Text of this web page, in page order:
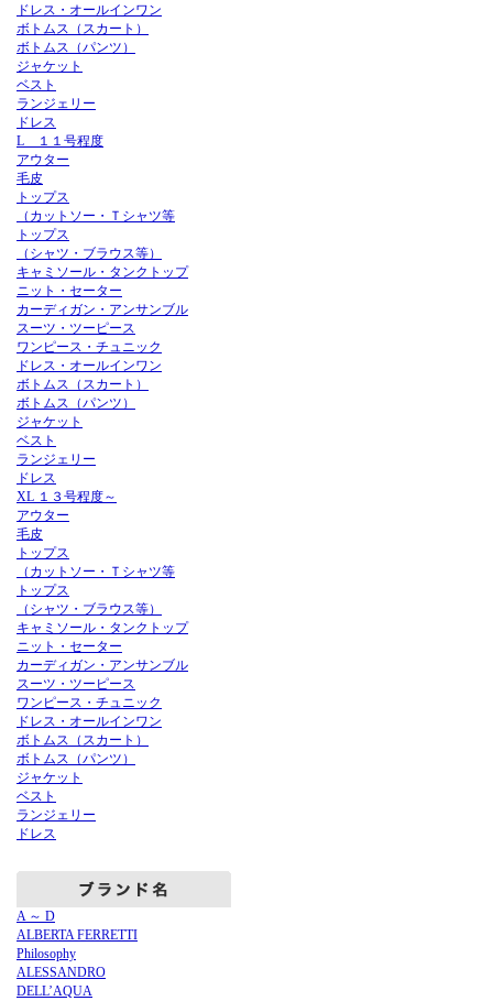
ドレス・オールインワン
ボトムス（スカート）
ボトムス（パンツ）
ジャケット
ベスト
ランジェリー
ドレス
L １１号程度
アウター
毛皮
トップス
（カットソー・Ｔシャツ等
トップス
（シャツ・ブラウス等）
キャミソール・タンクトップ
ニット・セーター
カーディガン・アンサンブル
スーツ・ツーピース
ワンピース・チュニック
ドレス・オールインワン
ボトムス（スカート）
ボトムス（パンツ）
ジャケット
ベスト
ランジェリー
ドレス
XL １３号程度～
アウター
毛皮
トップス
（カットソー・Ｔシャツ等
トップス
（シャツ・ブラウス等）
キャミソール・タンクトップ
ニット・セーター
カーディガン・アンサンブル
スーツ・ツーピース
ワンピース・チュニック
ドレス・オールインワン
ボトムス（スカート）
ボトムス（パンツ）
ジャケット
ベスト
ランジェリー
ドレス
A ～ D
ALBERTA FERRETTI
Philosophy
ALESSANDRO
DELL’AQUA